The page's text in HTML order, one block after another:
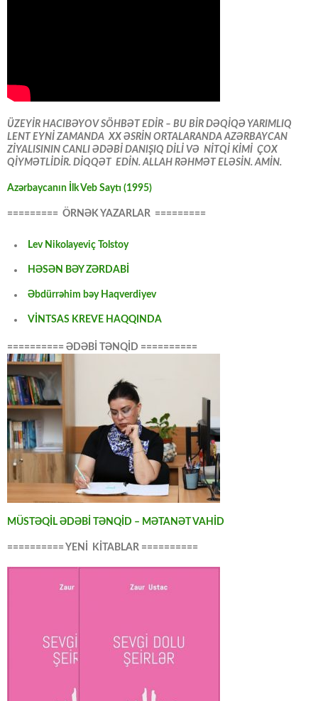
ÜZEYİR HACIBƏYOV SÖHBƏT EDİR – BU BİR DƏQİQƏ YARIMLIQ
LENT EYNİ ZAMANDA XX ƏSRİN ORTALARANDA AZƏRBAYCAN
ZİYALISININ CANLI ƏDƏBİ DANIŞIQ DİLİ VƏ NİTQİ KİMİ ÇOX
QİYMƏTLİDİR. DİQQƏT EDİN. ALLAH RƏHMƏT ELƏSİN. AMİN.
Azərbaycanın İlk Veb Saytı (1995)
========= ÖRNƏK YAZARLAR =========
Lev Nikolayeviç Tolstoy
HƏSƏN BƏY ZƏRDABİ
Əbdürrəhim bəy Haqverdiyev
VİNTSAS KREVE HAQQINDA
========== ƏDƏBİ TƏNQİD ==========
MÜSTƏQİL ƏDƏBİ TƏNQİD – MƏTANƏT VAHİD
========== YENİ KİTABLAR ==========